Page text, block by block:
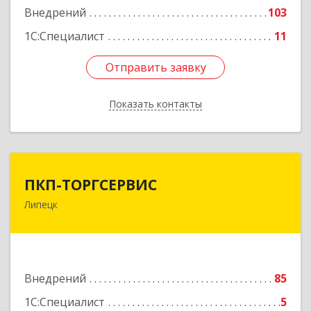
Внедрений
103
1С:Специалист
11
Отправить заявку
Показать контакты
Отправить заявку
Назад
ПКП-ТОРГСЕРВИС
Липецк
Внедрений
85
1С:Специалист
5
398024, Липецкая обл, Липецк г, Победы пр,